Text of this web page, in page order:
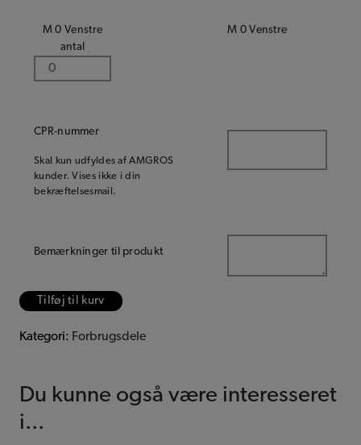
M 0 Venstre
antal
M 0 Venstre
CPR-nummer
Skal kun udfyldes af AMGROS
kunder. Vises ikke i din
bekræftelsesmail.
Bemærkninger til produkt
Tilføj til kurv
Kategori: Forbrugsdele
Du kunne også være interesseret
i...